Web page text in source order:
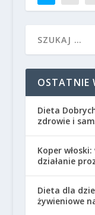
OSTATNIE
Dieta
zdrowie i
Koper
działanie
Dieta dla
żywieniowe